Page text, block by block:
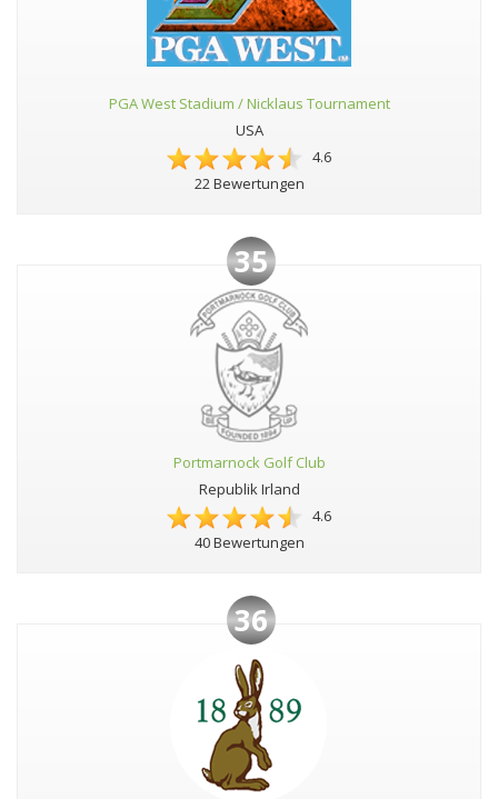
PGA West Stadium / Nicklaus Tournament
USA
4.6
22 Bewertungen
35
Portmarnock Golf Club
Republik Irland
4.6
40 Bewertungen
36